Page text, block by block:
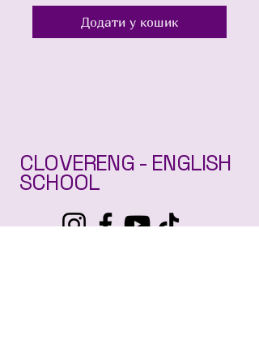
Додати у кошик
CLOVERENG - ENGLISH
SCHOOL